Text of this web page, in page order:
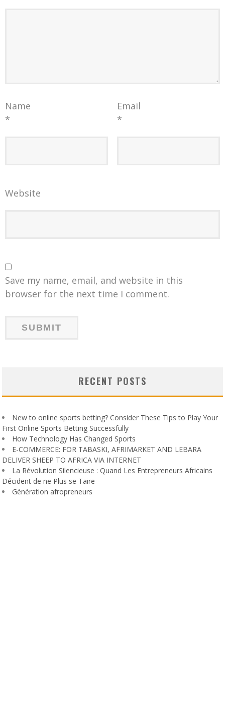
Name
*
Email
*
Website
Save my name, email, and website in this
browser for the next time I comment.
RECENT POSTS
New to online sports betting? Consider These Tips to Play Your
First Online Sports Betting Successfully
How Technology Has Changed Sports
E-COMMERCE: FOR TABASKI, AFRIMARKET AND LEBARA
DELIVER SHEEP TO AFRICA VIA INTERNET
La Révolution Silencieuse : Quand Les Entrepreneurs Africains
Décident de ne Plus se Taire
Génération afropreneurs